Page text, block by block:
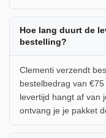
Hoe lang duurt de
bestelling?
Clementi verzendt
bestelbedrag van
levertijd hangt af van
ontvang je je pakket